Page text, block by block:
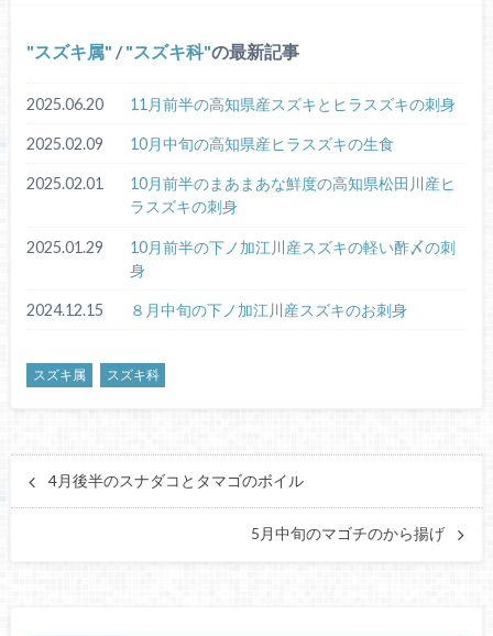
スズキ属 / スズキ科 の最新記事
2025.06.20 11月前半の高知県産スズキとヒラスズキの刺身
2025.02.09 10月中旬の高知県産ヒラスズキの生食
2025.02.01
10月前半のまあまあな鮮度の高知県松田川産ヒ
ラスズキの刺身
2025.01.29
10月前半の下ノ加江川産スズキの軽い酢〆の刺
身
2024.12.15 ８月中旬の下ノ加江川産スズキのお刺身
スズキ属 スズキ科
4月後半のスナダコとタマゴのボイル
5月中旬のマゴチのから揚げ